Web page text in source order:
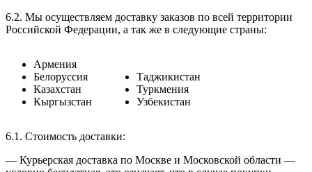
6.2. Мы осуществляем доставку заказов по всей территории
Российской Федерации, а так же в следующие страны:
Армения
Белоруссия
Казахстан
Кыргызстан
Таджикистан
Туркмения
Узбекистан
6.1. Стоимость доставки:
— Курьерская доставка по Москве и Московской области —